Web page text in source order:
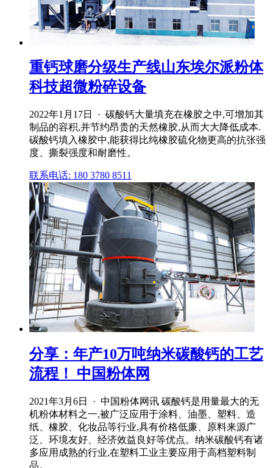
重钙球磨分级生产线山东埃尔派粉体
科技超微粉碎设备
2022年1月17日 · 碳酸钙大量填充在橡胶之中,可增加其
制品的容积,并节约昂贵的天然橡胶,从而大大降低成本.
碳酸钙填入橡胶中,能获得比纯橡胶硫化物更高的抗张强
度、撕裂强度和耐磨性。
联系电话: 180 3780 8511
分享：年产10万吨纳米碳酸钙的工艺
流程！ 中国粉体网
2021年3月6日 · 中国粉体网讯 碳酸钙是用量最大的无
机粉体材料之一,被广泛应用于涂料、油墨、塑料、造
纸、橡胶、化妆品等行业,具有价格低廉、原料来源广
泛、环境友好、经济效益良好等优点。纳米碳酸钙有诸
多应用成熟的行业,在塑料工业主要应用于高档塑料制
品。